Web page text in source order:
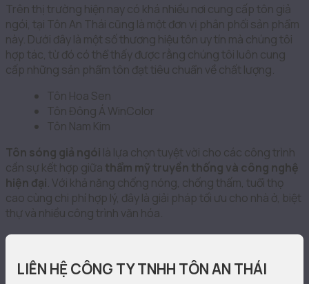
Trên thị trường hiện nay có khá nhiều nơi cung cấp tôn giả
ngói, tại Tôn An Thái cũng là một đơn vị phân phối sản phẩm
này. Dưới đây là một số thương hiệu tôn uy tín mà chúng tôi
hợp tác, từ đó có thể thấy được rằng chúng tôi luôn cung
cấp những sản phẩm tôn đạt tiêu chuẩn về chất lượng.
Tôn Hoa Sen
Tôn Đông Á WinColor
Tôn Nam Kim
Tôn sóng giả ngói là lựa chọn tuyệt vời cho các công trình
cần sự kết hợp giữa thẩm mỹ truyền thống và công nghệ
hiện đại. Với khả năng chống nóng, chống thấm, tuổi thọ
cao cùng chi phí hợp lý, đây là giải pháp tối ưu cho nhà ở, biệt
thự và nhiều công trình văn hóa.
LIÊN HỆ CÔNG TY TNHH TÔN AN THÁI